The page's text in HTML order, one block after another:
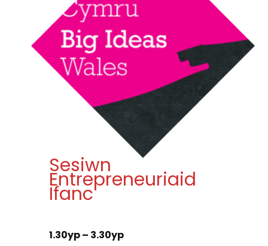
Sesiwn
Entrepreneuriaid
Ifanc
1.30yp – 3.30yp